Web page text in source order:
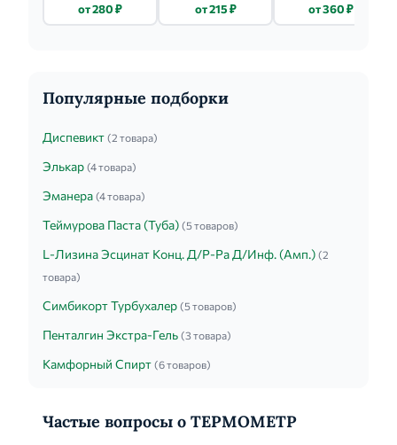
300
от 280 ₽ от 215 ₽ от 360 ₽
Популярные подборки
Диспевикт (2 товара)
Элькар (4 товара)
Эманера (4 товара)
Теймурова Паста (Туба) (5 товаров)
L-Лизина Эсцинат Конц. Д/Р-Ра Д/Инф. (Амп.) (2
товара)
Симбикорт Турбухалер (5 товаров)
Пенталгин Экстра-Гель (3 товара)
Камфорный Спирт (6 товаров)
Частые вопросы о ТЕРМОМЕТР